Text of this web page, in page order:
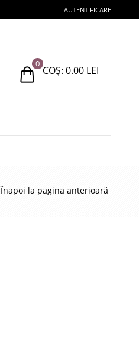
AUTENTIFICARE
0
COȘ: 0.00 LEI
Înapoi la pagina anterioară